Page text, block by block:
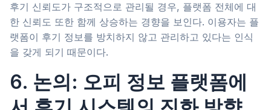
후기 신뢰도가 구조적으로 관리될 경우, 플랫폼 전체에 대
한 신뢰도 또한 함께 상승하는 경향을 보인다. 이용자는 플
랫폼이 후기 정보를 방치하지 않고 관리하고 있다는 인식
을 갖게 되기 때문이다.
6. 논의: 오피 정보 플랫폼에